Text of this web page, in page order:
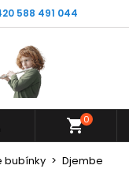
588 491 044
shopping_cart0
bubínky Djembe